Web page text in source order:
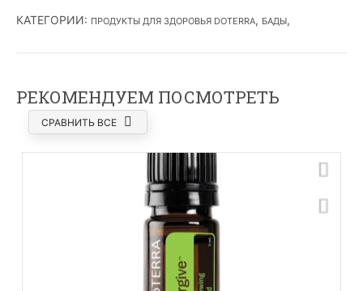
КАТЕГОРИИ: ПРОДУКТЫ ДЛЯ ЗДОРОВЬЯ DOTERRA, БАДЫ,
РЕКОМЕНДУЕМ ПОСМОТРЕТЬ
СРАВНИТЬ ВСЕ